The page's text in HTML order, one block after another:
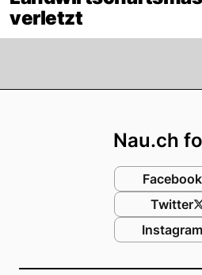
verletzt
Nau.ch
Facebook
Twitter
Instagram